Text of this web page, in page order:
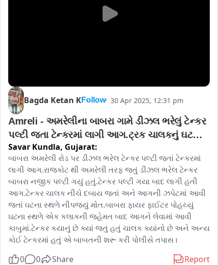
Bagda Ketan KFollow 30 Apr 2025, 12:31 pm
Amreli - અમરેલીના બાબરા ગામે ડીઝલ ભરેલું ટેન્કર
પલ્ટી જતા ટેન્કરમાં લાગી આગ.ટ્રક ચાલકનું ઘટના
સ્થળે મોત
Savar Kundla, Gujarat:
બાબરા અમરેલી રોડ પર ડીઝલ ભરેલ ટેન્કર પલ્ટી જતાં ટેન્કરમાં
લાગી આગ.રાજકોટ થી અમરેલી તરફ જતું ડીઝલ ભરેલ ટેન્કર
બાબરા નજીક પલ્ટી ગયું હતું.ટેન્કર પલ્ટી ગયા બાદ લાગી હતી
આગ.ટેન્કર ચાલક નીચે દબાય જતાં અને આગની ઝપેટમાં આવી
જતાં ઘટના સ્થળે નીપજ્યું મોત.બાબરા ફાયર ફાઈટર પોહચ્યું
ઘટના સ્થળે એક કલાકની જહેમત બાદ આગને લેવામાં આવી
કાબુમાં.ટેન્કર કયાનું છે ક્યાં જતું હતું ચાલક ક્યાંનો છે અને અન્ય
કોઈ ટેન્કરમાં હતું એ બાબતની શરૂ કરી પોલીસે તપાસ।
0
0 Share Report